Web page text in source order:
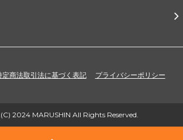
定商法取引法に基づく表記 プライバシーポリシー
2024 MARUSHIN All Rights Reserved.